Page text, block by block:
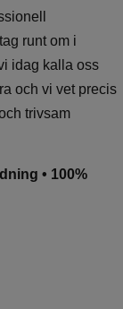
runt om i
idag kalla oss
och vi vet precis
trivsam
• 100%